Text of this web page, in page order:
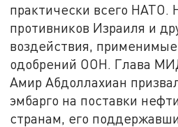
практически всего НАТО.
противников Израиля и
воздействия,
одобрений ООН. Глава
Амир Абдоллахиан
эмбарго на поставки
странам, его